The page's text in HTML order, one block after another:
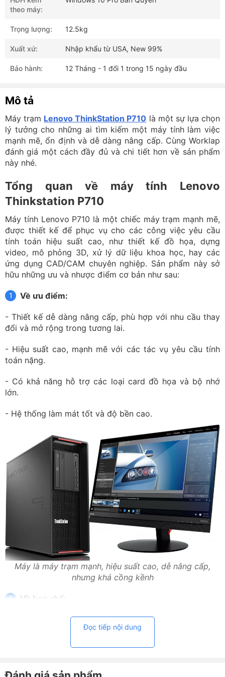
Mô tả
Máy trạm Lenovo ThinkStation P710 là một sự lựa chọn
lý tưởng cho những ai tìm kiếm một máy tính làm việc
mạnh mẽ, ổn định và dễ dàng nâng cấp. Cùng Worklap
đánh giá một cách đầy đủ và chi tiết hơn về sản phẩm
này nhé.
Tổng quan về máy tính Lenovo
Thinkstation P710
Máy tính Lenovo P710 là một chiếc máy trạm mạnh mẽ,
được thiết kế để phục vụ cho các công việc yêu cầu
tính toán hiệu suất cao, như thiết kế đồ họa, dựng
video, mô phỏng 3D, xử lý dữ liệu khoa học, hay các
ứng dụng CAD/CAM chuyên nghiệp. Sản phẩm này sở
hữu những ưu và nhược điểm cơ bản như sau:
Về ưu điểm:
- Thiết kế dễ dàng nâng cấp, phù hợp với nhu cầu thay
đổi và mở rộng trong tương lai.
- Hiệu suất cao, mạnh mẽ với các tác vụ yêu cầu tính
toán nặng.
- Có khả năng hỗ trợ các loại card đồ họa và bộ nhớ
lớn.
- Hệ thống làm mát tốt và độ bền cao.
Máy là máy trạm mạnh, hiệu suất cao, dễ nâng cấp,
nhưng khá cồng kềnh
Về hạn chế:
- Kích thước hơi cồng kềnh, chiếm diện tích không gian
Đọc tiếp nội dung
theo máy:
Trọng lượng: 12.5kg
Xuất xứ: Nhập khẩu từ USA, New 99%
Bảo hành: 12 Tháng - 1 đổi 1 trong 15 ngày đầu